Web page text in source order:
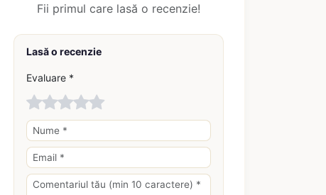
Fii primul care lasă o recenzie!
Lasă o recenzie
Evaluare *